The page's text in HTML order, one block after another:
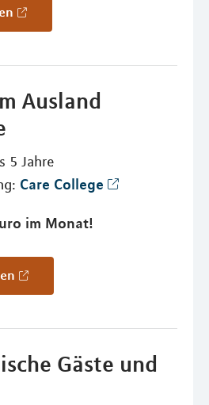
Ausland
5 Jahre
Care College
im Monat!
Gäste und